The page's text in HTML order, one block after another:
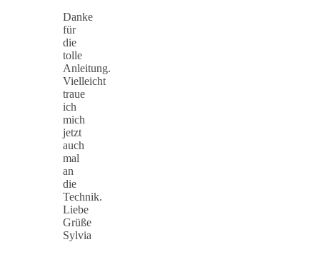
Danke
für
die
tolle
Anleitung.
Vielleicht
traue
ich
mich
jetzt
auch
mal
an
die
Technik.
Liebe
Grüße
Sylvia